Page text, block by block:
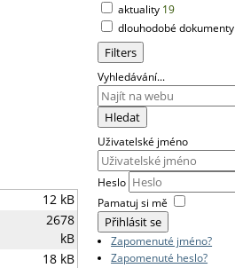
12 kB
2678
kB
18 kB
aktuality 19
dlouhodobé dokumenty
Vyhledávání...
Hledat
Uživatelské jméno
Heslo
Pamatuj si mě
Přihlásit se
Zapomenuté jméno?
Zapomenuté heslo?